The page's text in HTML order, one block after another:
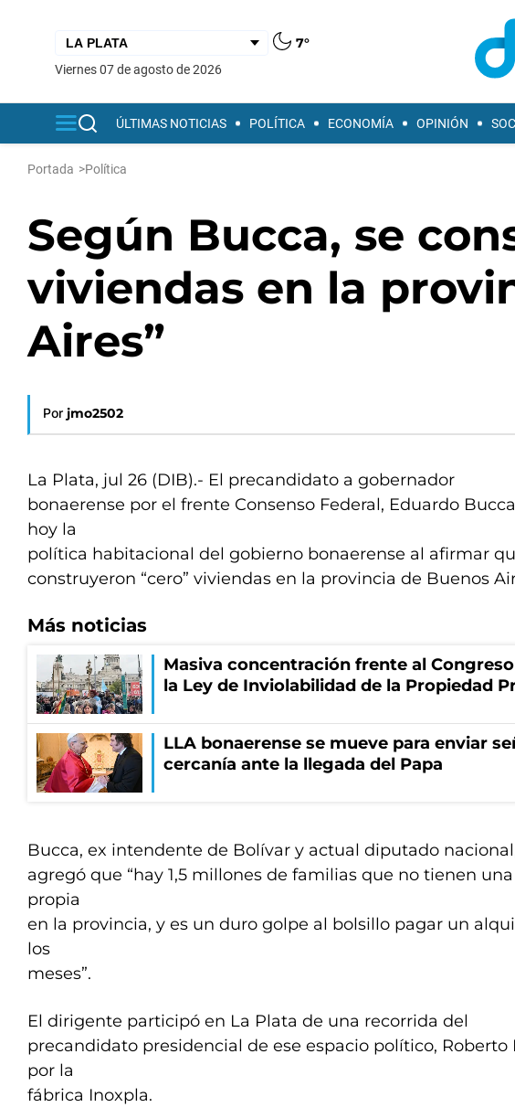
7°
viernes 07 de agosto de 2026
ÚLTIMAS NOTICIAS POLÍTICA ECONOMÍA OPINIÓN
Portada >Política
Según Bucca, se
viviendas en la
Aires”
Por jmo2502
La Plata, jul 26 (DIB).- El precandidato a gobernador
bonaerense por el frente Consenso Federal, Eduardo
hoy la
política habitacional del gobierno bonaerense al afirmar
construyeron “cero” viviendas en la provincia de Buenos
Más noticias
Masiva concentración frente al
la Ley de Inviolabilidad de la Propiedad
LLA bonaerense se mueve para enviar
cercanía ante la llegada del Papa
Bucca, ex intendente de Bolívar y actual diputado
agregó que “hay 1,5 millones de familias que no tienen
propia
en la provincia, y es un duro golpe al bolsillo pagar un
los
meses”.
El dirigente participó en La Plata de una recorrida del
precandidato presidencial de ese espacio político, Roberto
por la
fábrica Inoxpla.